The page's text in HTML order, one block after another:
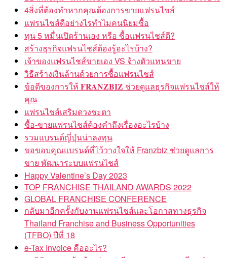
4สิ่งที่ต้องทำหากคุณต้องการขายแฟรนไชส์
แฟรนไชส์ดีอย่างไรทำไมคนนิยมซื้อ
ทุน 5 หมื่นเปิดร้านเอง หรือ ซื้อแฟรนไชส์ดี?
สร้างธุรกิจแฟรนไชส์ต้องรู้อะไรบ้าง?
เจ้าของแฟรนไชส์ขายเอง VS จ้างตัวแทนขาย
วิธีสร้างเงินล้านด้วยการซื้อแฟรนไชส์
ข้อดีของการให้ 𝐅𝐑𝐀𝐍𝐙𝐁𝐈𝐙 ช่วยดูแลธุรกิจแฟรนไชส์ให้
คุณ
แฟรนไชส์เสริมดวงชะตา
ซื้อ-ขายแฟรนไชส์ต้องคำถึงเรื่องอะไรบ้าง
รวมแบรนด์ญี่ปุ่นน่าลงทุน
ขอขอบคุณแบรนด์ที่ไว้วางใจให้ Franzbiz ช่วยดูแลการ
ขาย พัฒนาระบบแฟรนไชส์
Happy Valentine’s Day 2023
TOP FRANCHISE THAILAND AWARDS 2022
GLOBAL FRANCHISE CONFERENCE
กลับมาอีกครั้งกับงานแฟรนไชส์และโอกาสทางธุรกิจ
Thailand Franchise and Business Opportunities
(TFBO) ปีที่ 18
e-Tax Invoice คืออะไร?